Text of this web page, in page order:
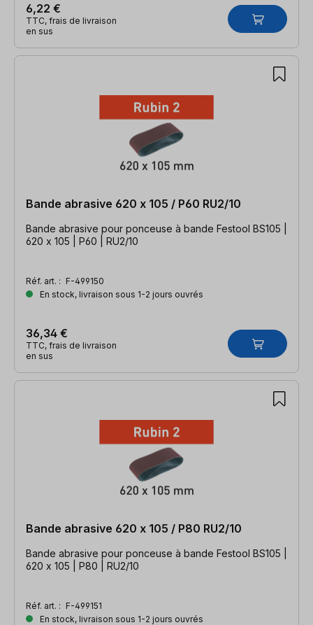
6,22 €
TTC, frais de livraison
en sus
Bande abrasive 620 x 105 / P60 RU2/10
Bande abrasive pour ponceuse à bande Festool BS105 |
620 x 105 | P60 | RU2/10
Réf. art. : F-499150
En stock, livraison sous 1-2 jours ouvrés
36,34 €
TTC, frais de livraison
en sus
Bande abrasive 620 x 105 / P80 RU2/10
Bande abrasive pour ponceuse à bande Festool BS105 |
620 x 105 | P80 | RU2/10
Réf. art. : F-499151
En stock, livraison sous 1-2 jours ouvrés